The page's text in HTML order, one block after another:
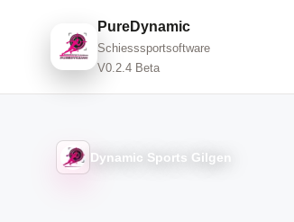
PureDynamic
Schiesssportsoftware
V0.2.4 Beta
Dynamic Sports Gilgen